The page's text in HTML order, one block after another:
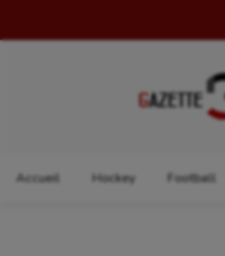
Accueil Hockey Football